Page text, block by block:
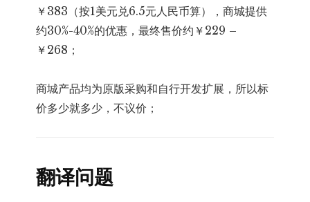
￥383（按1美元兑6.5元人民币算），商城提供
约30%-40%的优惠，最终售价约￥229 –
￥268；
商城产品均为原版采购和自行开发扩展，所以标
价多少就多少，不议价；
翻译问题